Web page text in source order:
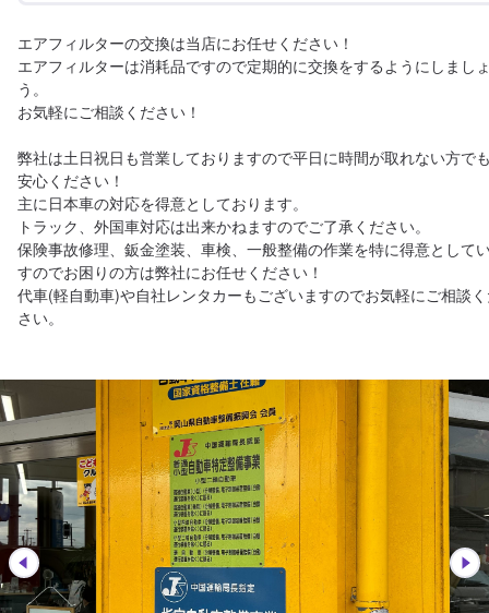
エアフィルターの交換は当店にお任せください！
エアフィルターは消耗品ですので定期的に交換をするようにしまし
う。
お気軽にご相談ください！
弊社は土日祝日も営業しておりますので平日に時間が取れない方で
安心ください！
主に日本車の対応を得意としております。
トラック、外国車対応は出来かねますのでご了承ください。
保険事故修理、鈑金塗装、車検、一般整備の作業を特に得意として
すのでお困りの方は弊社にお任せください！
代車(軽自動車)や自社レンタカーもございますのでお気軽にご相談
さい。